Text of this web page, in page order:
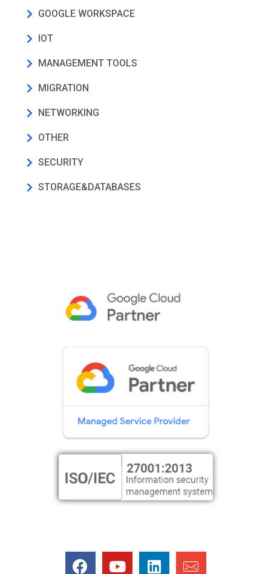
GOOGLE WORKSPACE
IOT
MANAGEMENT TOOLS
MIGRATION
NETWORKING
OTHER
SECURITY
STORAGE&DATABASES